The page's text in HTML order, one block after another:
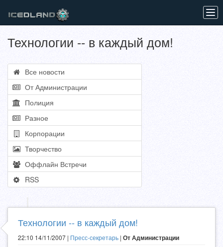
Технологии -- в каждый дом!
Все новости
От Администрации
Полиция
Разное
Корпорации
Творчество
Оффлайн Встречи
RSS
Технологии -- в каждый дом!
22:10 14/11/2007 | Пресс-секретарь | От Администрации